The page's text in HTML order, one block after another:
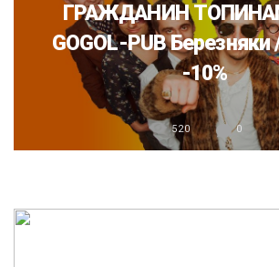
ГРАЖДАНИН
GOGOL-PUB
-10%
520 0